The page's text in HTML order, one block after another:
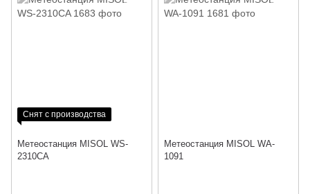
Снят с производства
Метеостанция MISOL WS-
2310CA
Метеостанция MISOL WA-
1091